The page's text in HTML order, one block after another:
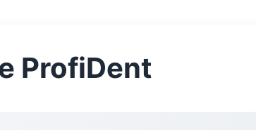
ProfiDent